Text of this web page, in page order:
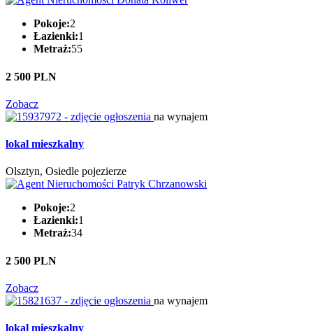
Pokoje:2
Łazienki:1
Metraż:55
2 500 PLN
Zobacz
na wynajem
lokal mieszkalny
Olsztyn, Osiedle pojezierze
Pokoje:2
Łazienki:1
Metraż:34
2 500 PLN
Zobacz
na wynajem
lokal mieszkalny